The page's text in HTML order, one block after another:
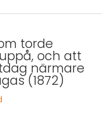
torde
och att
närmare
(1872)